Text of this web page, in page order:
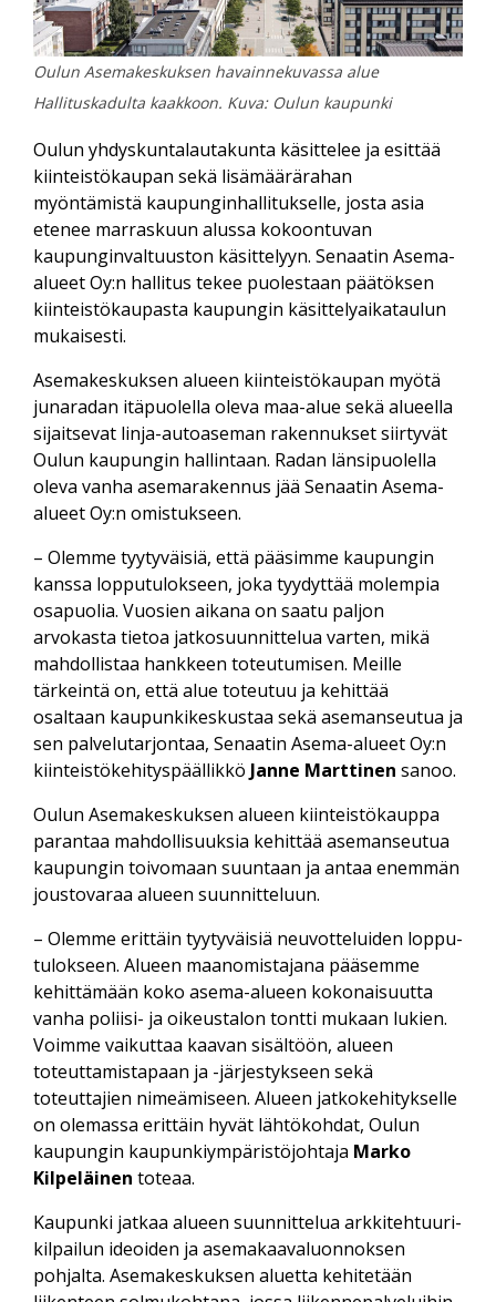
Oulun Asemakeskuksen havainnekuvassa alue
Hallituskadulta kaakkoon. Kuva: Oulun kaupunki
Oulun yhdyskuntalautakunta käsittelee ja esittää
kiinteistö­kaupan sekä lisä­määrärahan
myöntämistä kaupungin­hallitukselle, josta asia
etenee marraskuun alussa kokoontuvan
kaupungin­valtuuston käsittelyyn. Senaatin Asema-
alueet Oy:n hallitus tekee puolestaan päätöksen
kiinteistö­kaupasta kaupungin käsittely­aikataulun
mukaisesti.
Asemakeskuksen alueen kiinteistö­kaupan myötä
junaradan itäpuolella oleva maa-alue sekä alueella
sijaitsevat linja-autoaseman rakennukset siirtyvät
Oulun kaupungin hallintaan. Radan länsi­puolella
oleva vanha asema­rakennus jää Senaatin Asema-
alueet Oy:n omistukseen.
– Olemme tyytyväisiä, että pääsimme kaupungin
kanssa loppu­tulokseen, joka tyydyttää molempia
osapuolia. Vuosien aikana on saatu paljon
arvokasta tietoa jatko­suunnittelua varten, mikä
mahdollistaa hankkeen toteutumisen. Meille
tärkeintä on, että alue toteutuu ja kehittää
osaltaan kaupunki­keskustaa sekä aseman­seutua ja
sen palvelu­tarjontaa, Senaatin Asema-alueet Oy:n
kiinteistökehitys­päällikkö Janne Marttinen sanoo.
Oulun Asemakeskuksen alueen kiinteistö­kauppa
parantaa mahdollisuuksia kehittää aseman­seutua
kaupungin toivomaan suuntaan ja antaa enemmän
joustovaraa alueen suunnitteluun.
– Olemme erittäin tyytyväisiä neuvotteluiden loppu­
tulokseen. Alueen maan­omistajana pääsemme
kehittämään koko asema-alueen kokonaisuutta
vanha poliisi- ja oikeustalon tontti mukaan lukien.
Voimme vaikuttaa kaavan sisältöön, alueen
toteuttamis­tapaan ja -järjestykseen sekä
toteuttajien nimeämiseen. Alueen jatko­kehitykselle
on olemassa erittäin hyvät lähtö­kohdat, Oulun
kaupungin kaupunkiympäristöjohtaja Marko
Kilpeläinen toteaa.
Kaupunki jatkaa alueen suunnittelua arkkitehtuuri­
kilpailun ideoiden ja asemakaava­luonnoksen
pohjalta. Asema­keskuksen aluetta kehitetään